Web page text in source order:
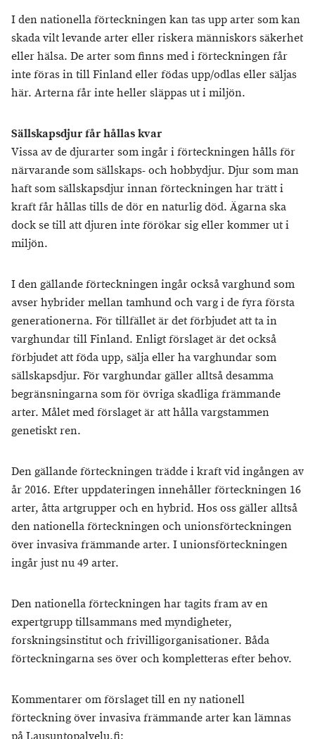
I den nationella förteckningen kan tas upp arter som kan
skada vilt levande arter eller riskera människors säkerhet
eller hälsa. De arter som finns med i förteckningen får
inte föras in till Finland eller födas upp/odlas eller säljas
här. Arterna får inte heller släppas ut i miljön.
Sällskapsdjur får hållas kvar
Vissa av de djurarter som ingår i förteckningen hålls för
närvarande som sällskaps- och hobbydjur. Djur som man
haft som sällskapsdjur innan förteckningen har trätt i
kraft får hållas tills de dör en naturlig död. Ägarna ska
dock se till att djuren inte förökar sig eller kommer ut i
miljön.
I den gällande förteckningen ingår också varghund som
avser hybrider mellan tamhund och varg i de fyra första
generationerna. För tillfället är det förbjudet att ta in
varghundar till Finland. Enligt förslaget är det också
förbjudet att föda upp, sälja eller ha varghundar som
sällskapsdjur. För varghundar gäller alltså desamma
begränsningarna som för övriga skadliga främmande
arter. Målet med förslaget är att hålla vargstammen
genetiskt ren.
Den gällande förteckningen trädde i kraft vid ingången av
år 2016. Efter uppdateringen innehåller förteckningen 16
arter, åtta artgrupper och en hybrid. Hos oss gäller alltså
den nationella förteckningen och unionsförteckningen
över invasiva främmande arter. I unionsförteckningen
ingår just nu 49 arter.
Den nationella förteckningen har tagits fram av en
expertgrupp tillsammans med myndigheter,
forskningsinstitut och frivilligorganisationer. Båda
förteckningarna ses över och kompletteras efter behov.
Kommentarer om förslaget till en ny nationell
förteckning över invasiva främmande arter kan lämnas